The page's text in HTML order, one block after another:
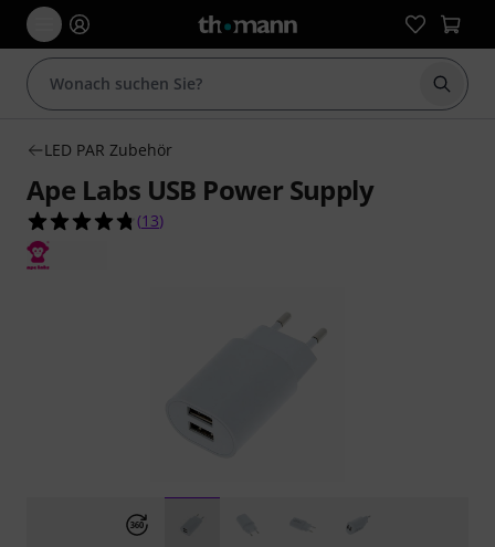
Suche
LED PAR Zubehör
Ape Labs USB Power Supply
4.8 von 5 Sternen aus 13 Kundenbewertungen
(13)